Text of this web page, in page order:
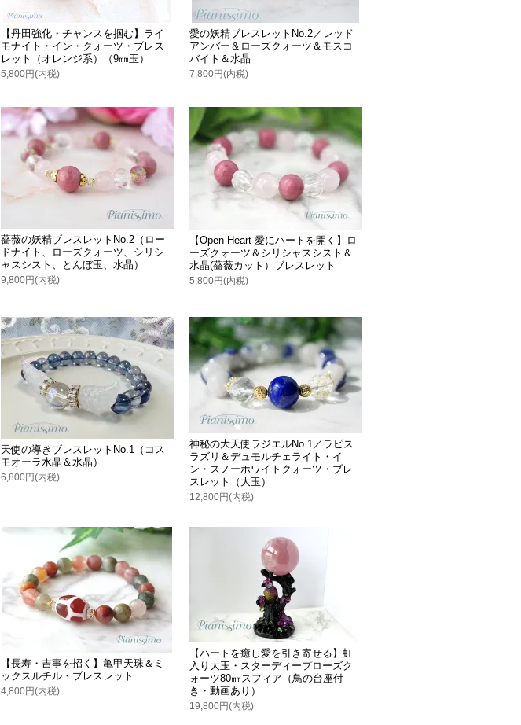
【丹田強化・チャンスを掴む】ライ
モナイト・イン・クォーツ・ブレス
レット（オレンジ系）（9㎜玉）
5,800円(内税)
愛の妖精ブレスレットNo.2／レッド
アンバー＆ローズクォーツ＆モスコ
バイト＆水晶
7,800円(内税)
薔薇の妖精ブレスレットNo.2（ロー
ドナイト、ローズクォーツ、シリシ
ャスシスト、とんぼ玉、水晶）
9,800円(内税)
【Open Heart 愛にハートを開く】ロ
ーズクォーツ＆シリシャスシスト＆
水晶(薔薇カット）ブレスレット
5,800円(内税)
天使の導きブレスレットNo.1（コス
モオーラ水晶＆水晶）
6,800円(内税)
神秘の大天使ラジエルNo.1／ラピス
ラズリ＆デュモルチェライト・イ
ン・スノーホワイトクォーツ・ブレ
スレット（大玉）
12,800円(内税)
【長寿・吉事を招く】亀甲天珠＆ミ
ックスルチル・ブレスレット
4,800円(内税)
【ハートを癒し愛を引き寄せる】虹
入り大玉・スターディープローズク
ォーツ80㎜スフィア（鳥の台座付
き・動画あり）
19,800円(内税)